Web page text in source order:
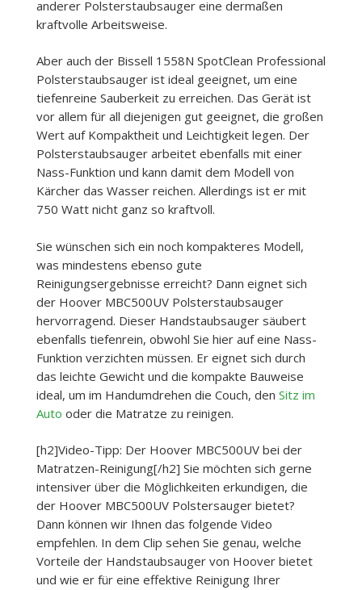
anderer Polsterstaubsauger eine dermaßen
kraftvolle Arbeitsweise.
Aber auch der Bissell 1558N SpotClean Professional
Polsterstaubsauger ist ideal geeignet, um eine
tiefenreine Sauberkeit zu erreichen. Das Gerät ist
vor allem für all diejenigen gut geeignet, die großen
Wert auf Kompaktheit und Leichtigkeit legen. Der
Polsterstaubsauger arbeitet ebenfalls mit einer
Nass-Funktion und kann damit dem Modell von
Kärcher das Wasser reichen. Allerdings ist er mit
750 Watt nicht ganz so kraftvoll.
Sie wünschen sich ein noch kompakteres Modell,
was mindestens ebenso gute
Reinigungsergebnisse erreicht? Dann eignet sich
der Hoover MBC500UV Polsterstaubsauger
hervorragend. Dieser Handstaubsauger säubert
ebenfalls tiefenrein, obwohl Sie hier auf eine Nass-
Funktion verzichten müssen. Er eignet sich durch
das leichte Gewicht und die kompakte Bauweise
ideal, um im Handumdrehen die Couch, den Sitz im
Auto oder die Matratze zu reinigen.
[h2]Video-Tipp: Der Hoover MBC500UV bei der
Matratzen-Reinigung[/h2] Sie möchten sich gerne
intensiver über die Möglichkeiten erkundigen, die
der Hoover MBC500UV Polstersauger bietet?
Dann können wir Ihnen das folgende Video
empfehlen. In dem Clip sehen Sie genau, welche
Vorteile der Handstaubsauger von Hoover bietet
und wie er für eine effektive Reinigung Ihrer